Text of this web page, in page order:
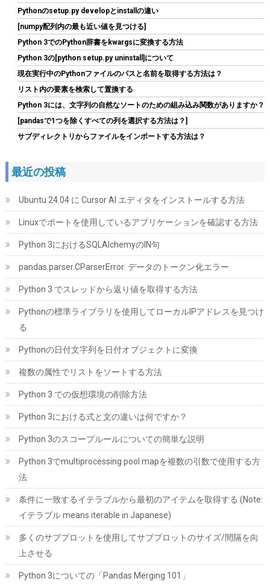
Biwin NV7400 1TB SSD NVMe2.0 M.2 Type 2280 PCIe Gen4×4 最
大読込：7450MB/s (R:7450MB/s、W:6500MB/s) 内蔵SSD 高耐
久 PS5/PS5 Pro動作確認済み メーカー5年保証
(546825) GBP 134.48 (2026-08-08 04:05 GMT +09:00 時点 -詳細は
こちら)
MSI MAG A850GL PCIE5 PC電源ユニット 850W ATX3.1/PCIe 5.1
(543230) GBP 68.64
こちら)
ORICO M.2 NVMe SSD 外付けケース USB 3.2 Gen2 10Gbps高速
データ転送 NVMe/PCIE 対応2230/2242/2260/2280 SSD ケース
M2 SSD 外付けケース 8TB容量に対応 UASPサポート ABS+アルミ
こちら
Pythonのsetup.py developとinstallの違い
[numpy配列内の最も近い値を見つける]
Python 3でのPython辞書をkwargsに変換する方法
Python 3の[python setup.py uninstall]について
現在実行中のPythonファイルのパスと名前を取得する方法は？
リスト内の要素を検索して置換する
Python 3には、文字列の自然なソートのための組み込み関数がありますか？
[pandasで1つを除くすべての列を選択する方法は？]
サブディレクトリからファイルをインポートする方法は？
最近の投稿
Ubuntu 24.04 に Cursor AI エディタをインストールする方法
Linuxでポートを使用しているアプリケーションを確認する方法
Python 3におけるSQLAlchemyのIN句
pandas.parser.CParserError: データのトークン化エラー
Python 3 でスレッドから返り値を取得する方法
Pythonの標準ライブラリを使用してローカルIPアドレスを見つけ
る
Pythonの日付文字列を日付オブジェクトに変換
複数の属性でリストをソートする方法
Python 3 での仮想環境の削除方法
Python 3における式と文の違いは何ですか？
Python 3のスコープルールについての簡単な説明
Python 3でmultiprocessing pool.mapを複数の引数で使用する方
法
条件に一致するイテラブルから最初のアイテムを取得する (Note:
イテラブル means iterable in Japanese)
多くのサブプロットを使用してサブプロットのサイズ/間隔を向
上させる
Python 3についての「Pandas Merging 101」